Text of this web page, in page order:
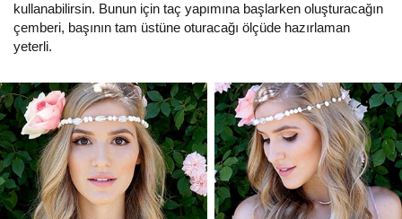
kullanabilirsin. Bunun için taç yapımına başlarken oluşturacağın
çemberi, başının tam üstüne oturacağı ölçüde hazırlaman
yeterli.